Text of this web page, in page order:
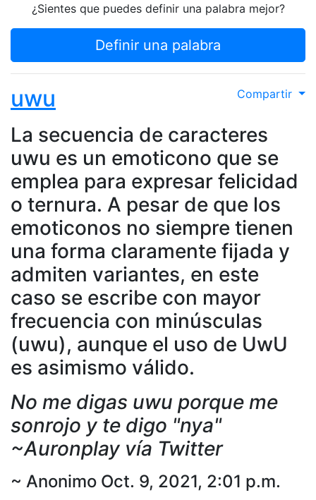
¿Sientes que puedes definir una palabra mejor?
Definir una palabra
Compartir
uwu
La secuencia de caracteres
uwu es un emoticono que se
emplea para expresar felicidad
o ternura. A pesar de que los
emoticonos no siempre tienen
una forma claramente fijada y
admiten variantes, en este
caso se escribe con mayor
frecuencia con minúsculas
(uwu), aunque el uso de UwU
es asimismo válido.
No me digas uwu porque me
sonrojo y te digo "nya"
~Auronplay vía Twitter
~ Anonimo Oct. 9, 2021, 2:01 p.m.